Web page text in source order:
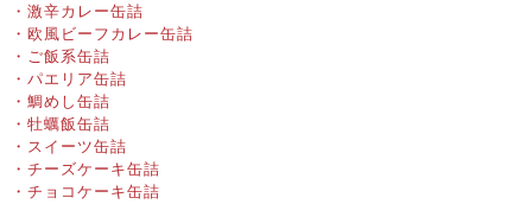
・激辛カレー缶詰
・欧風ビーフカレー缶詰
・ご飯系缶詰
・パエリア缶詰
・鯛めし缶詰
・牡蠣飯缶詰
・スイーツ缶詰
・チーズケーキ缶詰
・チョコケーキ缶詰